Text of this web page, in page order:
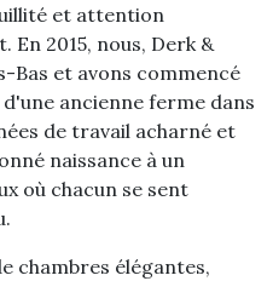
et attention
2015, nous, Derk &
Bas et avons commencé
ancienne ferme dans
de travail acharné et
naissance à un
où chacun se sent
chambres élégantes,